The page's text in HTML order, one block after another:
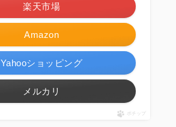
Amazon
楽天市場
Yahooショッピング
メルカリ
ポチップ